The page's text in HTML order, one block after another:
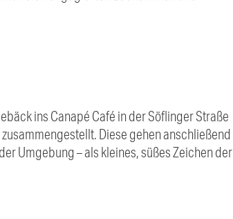
ins Canapé Café in der Söflinger Straße
Diese gehen anschließend
Umgebung – als kleines, süßes Zeichen der